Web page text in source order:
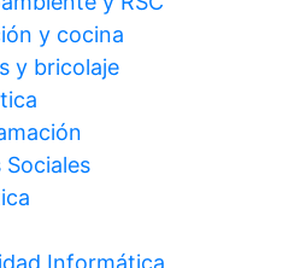
y cocina
y bricolaje
Sociales
Informática